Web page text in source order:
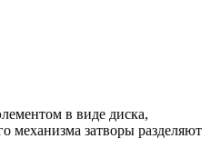
в виде диска,
механизма затворы разделяют